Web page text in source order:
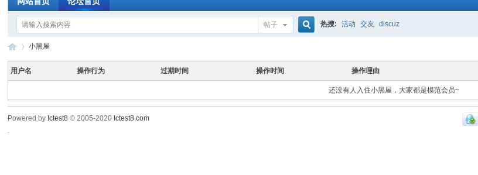
帖子 热搜: 活动 交友 discuz
小黑屋
用户名 操作行为 过期时间 操作时间 操作理由
还没有人入住小黑屋，大家都是模范会员~
Powered by Ictest8 © 2005-2020 Ictest8.com
.